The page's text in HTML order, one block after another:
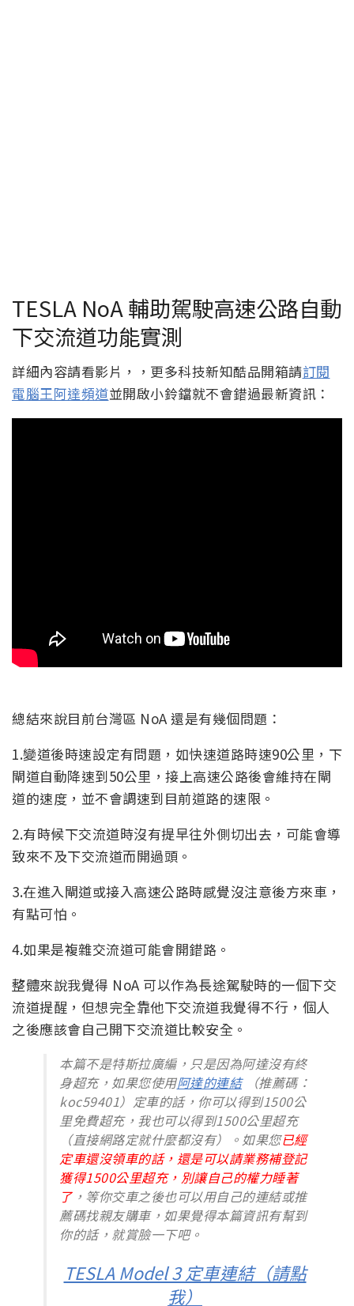
TESLA NoA 輔助駕駛高速公路自動
下交流道功能實測
詳細內容請看影片，，更多科技新知酷品開箱請訂閱
電腦王阿達頻道並開啟小鈴鐺就不會錯過最新資訊：
總結來說目前台灣區 NoA 還是有幾個問題：
1.變道後時速設定有問題，如快速道路時速90公里，下
閘道自動降速到50公里，接上高速公路後會維持在閘
道的速度，並不會調速到目前道路的速限。
2.有時候下交流道時沒有提早往外側切出去，可能會導
致來不及下交流道而開過頭。
3.在進入閘道或接入高速公路時感覺沒注意後方來車，
有點可怕。
4.如果是複雜交流道可能會開錯路。
整體來說我覺得 NoA 可以作為長途駕駛時的一個下交
流道提醒，但想完全靠他下交流道我覺得不行，個人
之後應該會自己開下交流道比較安全。
本篇不是特斯拉廣編，只是因為阿達沒有終
身超充，如果您使用阿達的連結（推薦碼：
koc59401）定車的話，你可以得到1500公
里免費超充，我也可以得到1500公里超充
（直接網路定就什麼都沒有）。如果您已經
定車還沒領車的話，還是可以請業務補登記
獲得1500公里超充，別讓自己的權力睡著
了，等你交車之後也可以用自己的連結或推
薦碼找親友購車，如果覺得本篇資訊有幫到
你的話，就賞臉一下吧。
TESLA Model 3 定車連結（請點
我）